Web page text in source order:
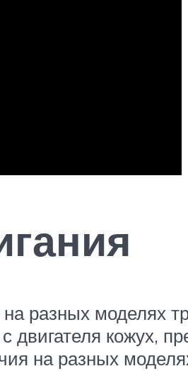
разных моделях
кожух,
на разных